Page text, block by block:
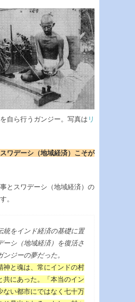
ら行うガンジー。写真は リ
ワデーシ（地域経済）こそが
とスワデーシ（地域経済）の
。
統をインド経済の基礎に置
ーシ（地域経済）を復活さ
ンジーの夢だった。
神と魂は、常にインドの村
共にあった。「本当のイン
ない都市にではなく七十万